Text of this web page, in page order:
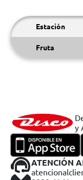
Estación
Fruta
y
ATENCIÓN